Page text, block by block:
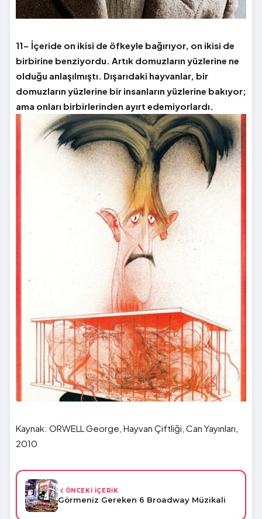
11- İçeride on ikisi de öfkeyle bağırıyor, on ikisi de
birbirine benziyordu. Artık domuzların yüzlerine ne
olduğu anlaşılmıştı. Dışarıdaki hayvanlar, bir
domuzların yüzlerine bir insanların yüzlerine bakıyor;
ama onları birbirlerinden ayırt edemiyorlardı.
Kaynak: ORWELL George, Hayvan Çiftliği, Can Yayınları,
2010
ÖNCEKİ İÇERİK
Görmeniz Gereken 6 Broadway Müzikali